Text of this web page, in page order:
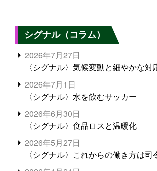
シグナル（コラム）
2026年7月27日
〈シグナル〉気候変動と細やかな対
2026年7月1日
〈シグナル〉水を飲むサッカー
2026年6月30日
〈シグナル〉食品ロスと温暖化
2026年5月27日
〈シグナル〉これからの働き方は司